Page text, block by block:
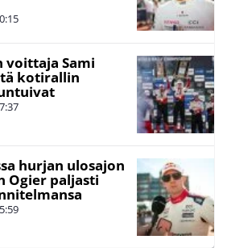
voittaja Sami
kotirallin
hurjan ulosajon
Ogier paljasti